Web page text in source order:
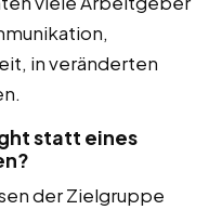
in veränderten
statt eines
der Zielgruppe